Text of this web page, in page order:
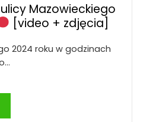
Mazowieckiego
[video + zdjęcia]
2024 roku w godzinach